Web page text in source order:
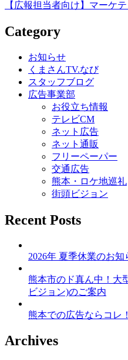
【広報担当者向け】マーケ
Category
お知らせ
くまさんTV.なび
スタッフブログ
広告事業部
お役立ち情報
テレビCM
ネット広告
ネット通販
フリーペーパー
交通広告
熊本・ロケ地巡礼
街頭ビジョン
Recent Posts
2026年 夏季休業のお知
熊本市のド真ん中！
ビジョン)のご案内
熊本での広告ならコレ
Archives